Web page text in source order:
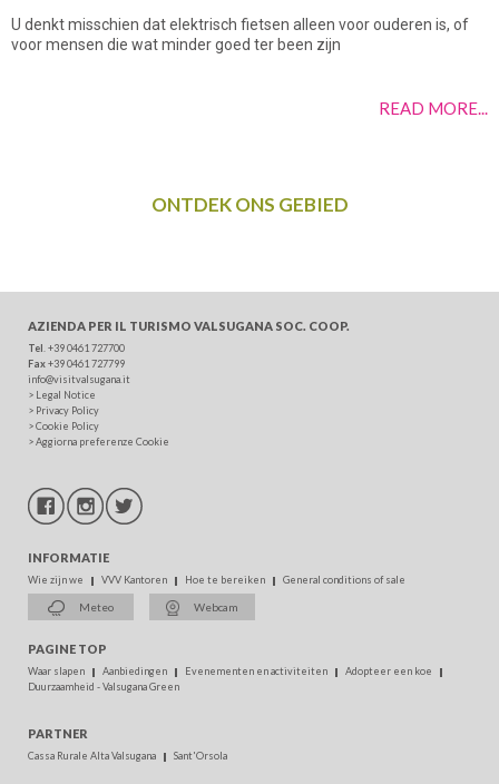
U denkt misschien dat elektrisch fietsen alleen voor ouderen is, of
voor mensen die wat minder goed ter been zijn
READ MORE...
ONTDEK ONS GEBIED
AZIENDA PER IL TURISMO VALSUGANA SOC. COOP.
Tel . +39 0461 727700
Fax+39 0461 727799
info@visitvalsugana.it
> Legal Notice
> Privacy Policy
>Cookie Policy
>Aggiorna preferenze Cookie
INFORMATIE
Wie zijn we VVV Kantoren Hoe te bereiken General conditions of sale
Meteo Webcam
PAGINE TOP
Waar slapen Aanbiedingen Evenementen en activiteiten
Adopteer een koe
Duurzaamheid - Valsugana Green
PARTNER
Cassa Rurale Alta Valsugana Sant'Orsola